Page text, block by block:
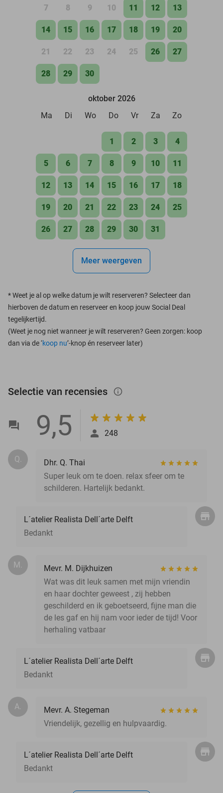
7 8 9 10 11 12 13
14 15 16 17 18 19 20
21 22 23 24 25 26 27
28 29 30
oktober 2026
Ma
Di Wo Do Vr Za Zo
1 2 3 4
5 6 7 8 9 10 11
12 13 14 15 16 17 18
19 20 21 22 23 24 25
26 27 28 29 30 31
Meer weergeven
*Weet je al op welke datum je wilt reserveren? Selecteer dan
hierboven de datum en reserveer en koop jouw Social Deal
tegelijkertijd.
(Weet je nog niet wanneer je wilt reserveren? Geen zorgen: koop
dan via de ‘koop nu’-knop én reserveer later)
Selectie van recensies info_outlined
9,5 248
Q.
Dhr. Q. Thai
Super leuk om te doen. relax sfeer om te
schilderen. Hartelijk bedankt.
L´atelier Realista Dell´arte Delft
Bedankt
M.
Mevr. M. Dijkhuizen
Wat was dit leuk samen met mijn vriendin
en haar dochter geweest , zij hebben
geschilderd en ik geboetseerd, fijne man die
de les gaf en hij nam voor ieder de tijd! Voor
herhaling vatbaar
L´atelier Realista Dell´arte Delft
Bedankt
A.
Mevr. A. Stegeman
Vriendelijk, gezellig en hulpvaardig.
L´atelier Realista Dell´arte Delft
Bedankt